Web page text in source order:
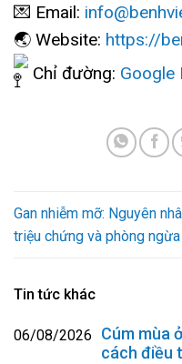
💌 Email:
🌏 Website: https://
Chỉ đường: Google
Gan nhiễm mỡ: Nguyên
triệu chứng và phòng ngừa
Tin tức khác
06/08/2026
Cúm mùa
cách điều